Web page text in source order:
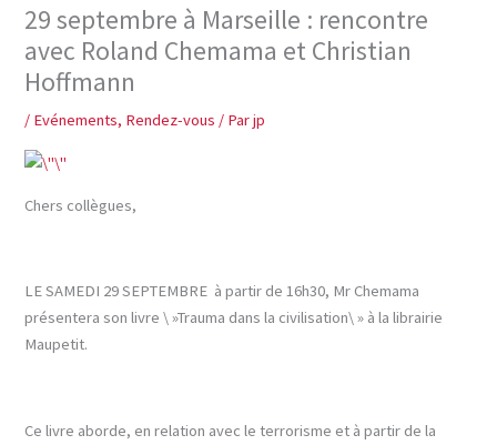
29 septembre à Marseille : rencontre
avec Roland Chemama et Christian
Hoffmann
/ Evénements, Rendez-vous / Parjp
Chers collègues,
LE SAMEDI 29 SEPTEMBRE à partir de 16h30, Mr Chemama
présentera son livre \ »Trauma dans la civilisation\ » à la librairie
Maupetit.
Ce livre aborde, en relation avec le terrorisme et à partir de la